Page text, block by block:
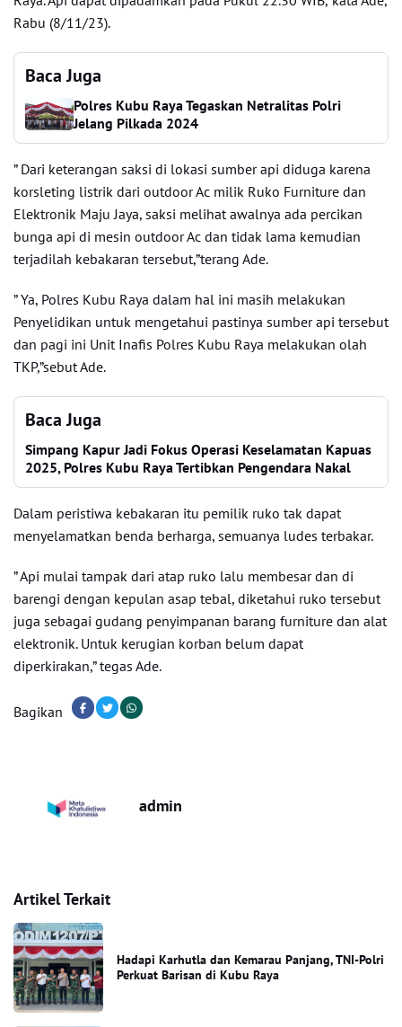
Rabu (8/11/23).
Baca Juga
Polres Kubu Raya Tegaskan Netralitas Polri
Jelang Pilkada 2024
” Dari keterangan saksi di lokasi sumber api diduga karena
korsleting listrik dari outdoor Ac milik Ruko Furniture dan
Elektronik Maju Jaya, saksi melihat awalnya ada percikan
bunga api di mesin outdoor Ac dan tidak lama kemudian
terjadilah kebakaran tersebut,”terang Ade.
” Ya, Polres Kubu Raya dalam hal ini masih melakukan
Penyelidikan untuk mengetahui pastinya sumber api tersebut
dan pagi ini Unit Inafis Polres Kubu Raya melakukan olah
TKP,”sebut Ade.
Baca Juga
Simpang Kapur Jadi Fokus Operasi Keselamatan Kapuas
2025, Polres Kubu Raya Tertibkan Pengendara Nakal
Dalam peristiwa kebakaran itu pemilik ruko tak dapat
menyelamatkan benda berharga, semuanya ludes terbakar.
” Api mulai tampak dari atap ruko lalu membesar dan di
barengi dengan kepulan asap tebal, diketahui ruko tersebut
juga sebagai gudang penyimpanan barang furniture dan alat
elektronik. Untuk kerugian korban belum dapat
diperkirakan,” tegas Ade.
Bagikan
admin
Artikel Terkait
Hadapi Karhutla dan Kemarau Panjang, TNI-Polri
Perkuat Barisan di Kubu Raya